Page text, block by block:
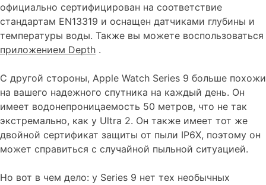
официально сертифицирован на соответствие
стандартам EN13319 и оснащен датчиками глубины и
температуры воды. Также вы можете воспользоваться
приложением Depth .
С другой стороны, Apple Watch Series 9 больше похожи
на вашего надежного спутника на каждый день. Он
имеет водонепроницаемость 50 метров, что не так
экстремально, как у Ultra 2. Он также имеет тот же
двойной сертификат защиты от пыли IP6X, поэтому он
может справиться с случайной пыльной ситуацией.
Но вот в чем дело: у Series 9 нет тех необычных